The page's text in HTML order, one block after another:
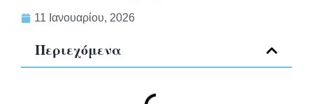
11 Ιανουαρίου, 2026
Περιεχόμενα